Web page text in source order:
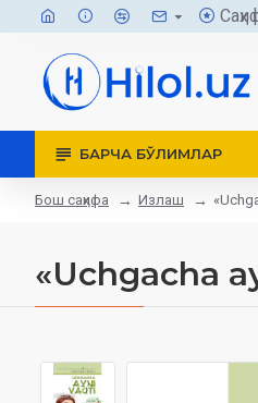
БАРЧА БЎЛИМЛАР
Бош саҳифа Излаш
«Uchgacha